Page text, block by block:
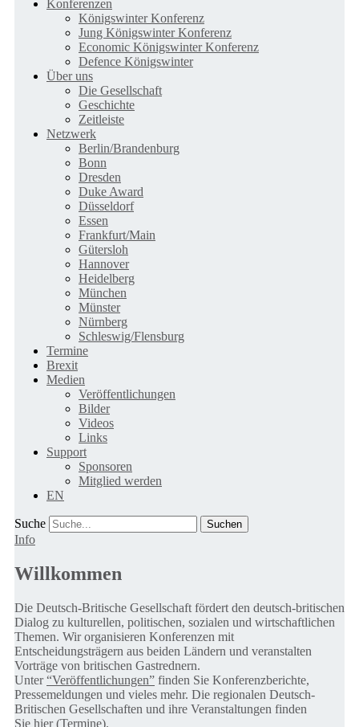
Konferenzen
Königswinter Konferenz
Jung Königswinter Konferenz
Economic Königswinter Konferenz
Defence Königswinter
Über uns
Die Gesellschaft
Geschichte
Zeitleiste
Netzwerk
Berlin/Brandenburg
Bonn
Dresden
Duke Award
Düsseldorf
Essen
Frankfurt/Main
Gütersloh
Hannover
Heidelberg
München
Münster
Nürnberg
Schleswig/Flensburg
Termine
Brexit
Medien
Veröffentlichungen
Bilder
Videos
Links
Support
Sponsoren
Mitglied werden
EN
Suche
Info
Willkommen
Die Deutsch-Britische Gesellschaft fördert den deutsch-britischen
Dialog zu kulturellen, politischen, sozialen und wirtschaftlichen
Themen. Wir organisieren Konferenzen mit
Entscheidungsträgern aus beiden Ländern und veranstalten
Vorträge von britischen Gastrednern.
Unter“Veröffentlichungen” finden Sie Konferenzberichte,
Pressemeldungen und vieles mehr. Die regionalen Deutsch-
Britischen Gesellschaften und ihre Veranstaltungen finden
Sie hier (Termine).